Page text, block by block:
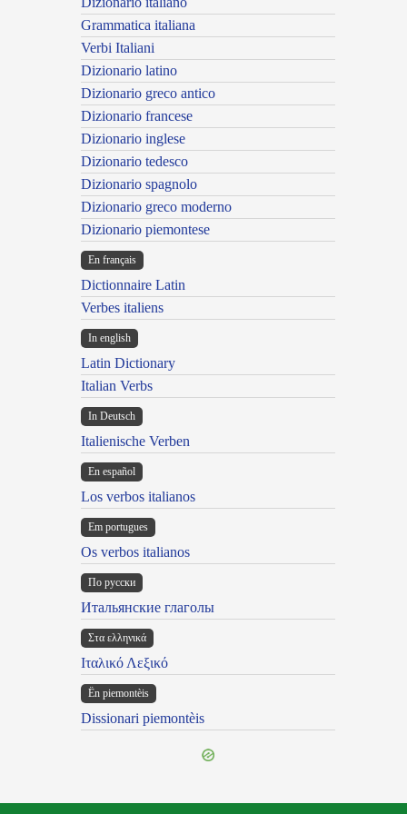
Grammatica italiana
Verbi Italiani
Dizionario latino
Dizionario greco antico
Dizionario francese
Dizionario inglese
Dizionario tedesco
Dizionario spagnolo
Dizionario greco moderno
Dizionario piemontese
En français
Dictionnaire Latin
Verbes italiens
In english
Latin Dictionary
Italian Verbs
In Deutsch
Italienische Verben
En español
Los verbos italianos
Em portugues
Os verbos italianos
По русски
Итальянские глаголы
Στα ελληνικά
Ιταλικό Λεξικό
Ën piemontèis
Dissionari piemontèis